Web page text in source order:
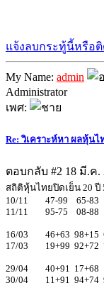
แจ้งลบกระทู้นี้หรือ
My Name: admin
Administrator
เพศ:
Re: วิเคราะห์หา ผลหุ้น
ตอบกลับ #2 18 มี.ค.
สถิติหุ้นไทยปิดเย็น 20 ปี
10/11 47-99 65-83
11/11 95-75 08-88
16/03 46+63 98+15
17/03 19+99 92+72
29/04 40+91 17+68
30/04 11+91 94+74